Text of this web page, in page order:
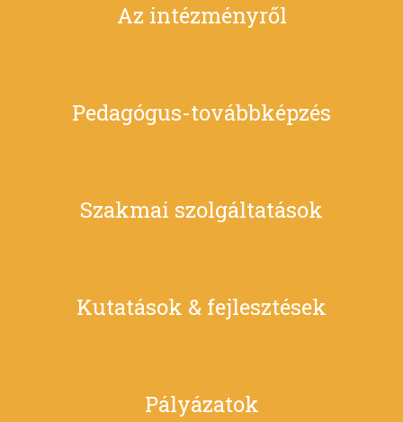
Az intézményről
Pedagógus-továbbképzés
Szakmai szolgáltatások
Kutatások & fejlesztések
Pályázatok